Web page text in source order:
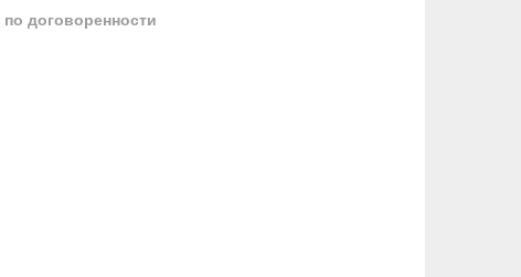
по договоренности